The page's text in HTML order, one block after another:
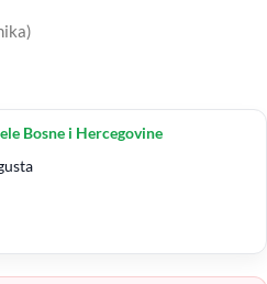
Bosne i Hercegovine